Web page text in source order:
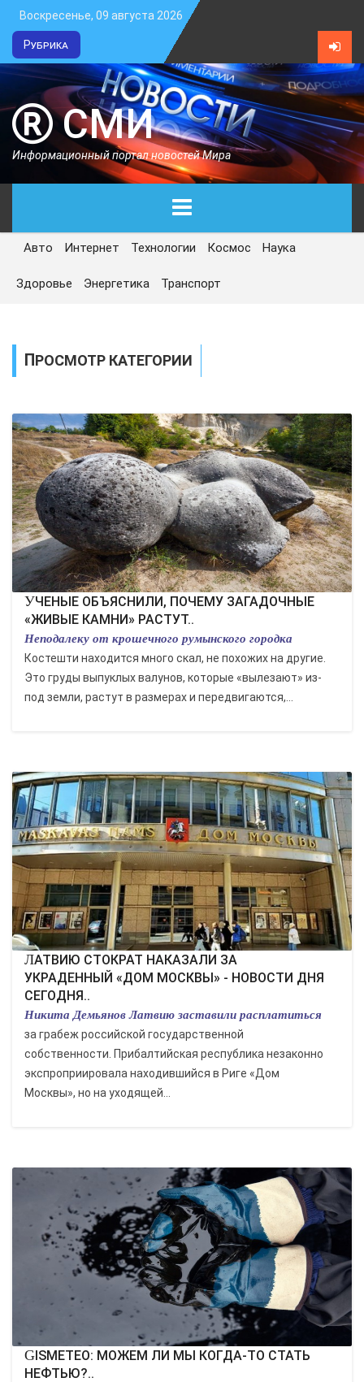
Воскресенье, 09 августа 2026
Рубрика
СМИ
Информационный портал новостей Мира
ГЛАВНАЯ
СЕГОДНЯ
КУЛЬТУРА
СПОРТ
ВОЕННЫЕ ДЕЙСТВИЯ
ПРОИСШЕСТВИЯ
Авто Интернет Технологии Космос Наука
Здоровье Энергетика Транспорт
ПРОСМОТР КАТЕГОРИИ
УЧЕНЫЕ ОБЪЯСНИЛИ, ПОЧЕМУ ЗАГАДОЧНЫЕ
«ЖИВЫЕ КАМНИ» РАСТУТ..
Неподалеку от крошечного румынского городка
Костешти находится много скал, не похожих на другие.
Это груды выпуклых валунов, которые «вылезают» из-
под земли, растут в размерах и передвигаются,...
ЛАТВИЮ СТОКРАТ НАКАЗАЛИ ЗА
УКРАДЕННЫЙ «ДОМ МОСКВЫ» - НОВОСТИ ДНЯ
СЕГОДНЯ..
Никита Демьянов Латвию заставили расплатиться
за грабеж российской государственной
собственности. Прибалтийская республика незаконно
экспроприировала находившийся в Риге «Дом
Москвы», но на уходящей...
GISMETEO: МОЖЕМ ЛИ МЫ КОГДА-ТО СТАТЬ
НЕФТЬЮ?..